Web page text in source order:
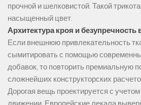
прочной и шелковистой. Такой
насыщенный цвет.
Архитектура кроя и
Если внешнюю привлекательность
сымитировать с помощью
добавок, то повторить премиальную
сложнейших конструкторских
Дорогая вещь проектируется с